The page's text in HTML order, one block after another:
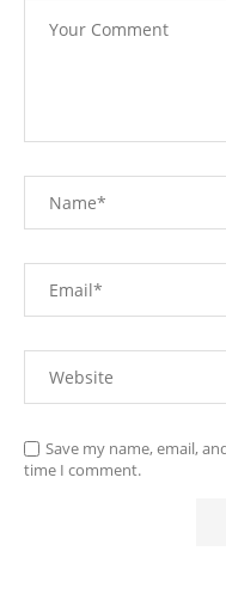
Save my name, email,
time I comment.